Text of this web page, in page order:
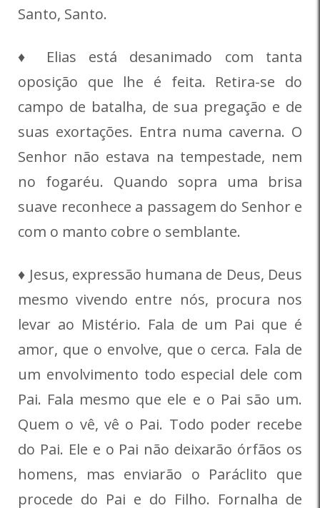
Santo, Santo.
♦ Elias está desanimado com tanta
oposição que lhe é feita. Retira-se do
campo de batalha, de sua pregação e de
suas exortações. Entra numa caverna. O
Senhor não estava na tempestade, nem
no fogaréu. Quando sopra uma brisa
suave reconhece a passagem do Senhor e
com o manto cobre o semblante.
♦ Jesus, expressão humana de Deus, Deus
mesmo vivendo entre nós, procura nos
levar ao Mistério. Fala de um Pai que é
amor, que o envolve, que o cerca. Fala de
um envolvimento todo especial dele com
Pai. Fala mesmo que ele e o Pai são um.
Quem o vê, vê o Pai. Todo poder recebe
do Pai. Ele e o Pai não deixarão órfãos os
homens, mas enviarão o Paráclito que
procede do Pai e do Filho. Fornalha de